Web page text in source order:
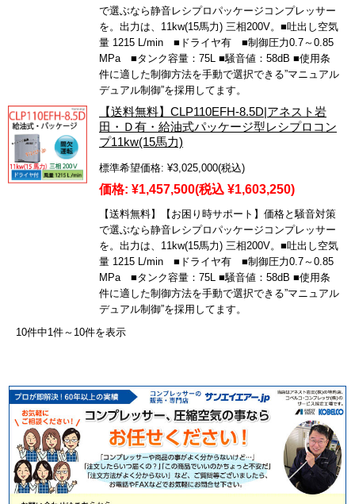
で選ぶなら静音レシプロパッケージコンプレッサー
を。出力は、11kw(15馬力) 三相200V。■吐出し空気
量 1215 L/min ■ドライヤ有 ■制御圧力0.7～0.85
MPa ■タンク容量：75L ■騒音値：58dB ■使用条
件に適した制御方法を手動で選択できる”マニュアル
デュアル制御”を採用してます。
【送料無料】CLP110EFH-8.5D|アネスト岩
田・Ｄ有・給油式パッケージ型レシプロコン
プ11kw(15馬力)
標準希望価格: ¥3,025,000(税込)
価格: ¥1,457,500(税込 ¥1,603,250)
【送料無料】【お困り時サポート】価格と騒音対策
で選ぶなら静音レシプロパッケージコンプレッサー
を。出力は、11kw(15馬力) 三相200V。■吐出し空気
量 1215 L/min ■ドライヤ有 ■制御圧力0.7～0.85
MPa ■タンク容量：75L ■騒音値：58dB ■使用条
件に適した制御方法を手動で選択できる”マニュアル
デュアル制御”を採用してます。
10件中1件～10件を表示